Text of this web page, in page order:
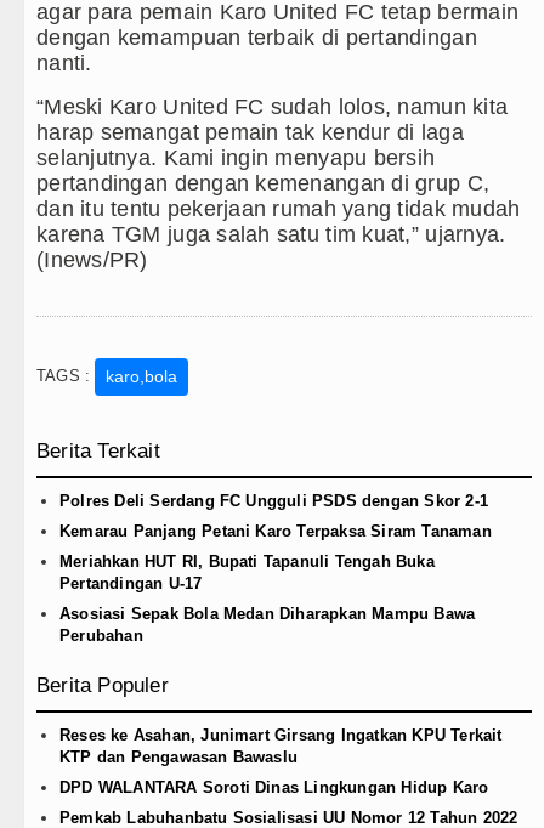
agar para pemain Karo United FC tetap bermain
dengan kemampuan terbaik di pertandingan
nanti.
“Meski Karo United FC sudah lolos, namun kita
harap semangat pemain tak kendur di laga
selanjutnya. Kami ingin menyapu bersih
pertandingan dengan kemenangan di grup C,
dan itu tentu pekerjaan rumah yang tidak mudah
karena TGM juga salah satu tim kuat,” ujarnya.
(Inews/PR)
TAGS : karo,bola
Berita Terkait
Polres Deli Serdang FC Ungguli PSDS dengan Skor 2-1
Kemarau Panjang Petani Karo Terpaksa Siram Tanaman
Meriahkan HUT RI, Bupati Tapanuli Tengah Buka
Pertandingan U-17
Asosiasi Sepak Bola Medan Diharapkan Mampu Bawa
Perubahan
Berita Populer
Reses ke Asahan, Junimart Girsang Ingatkan KPU Terkait
KTP dan Pengawasan Bawaslu
DPD WALANTARA Soroti Dinas Lingkungan Hidup Karo
Pemkab Labuhanbatu Sosialisasi UU Nomor 12 Tahun 2022